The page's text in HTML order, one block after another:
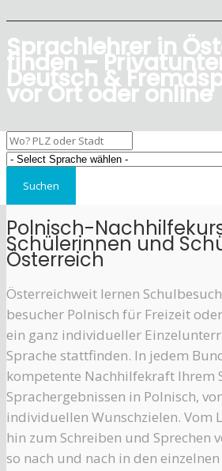
Sprachlehrer in
finden –
Deutsch &
vor Ort oder online
Polnisch-
Schülerinnen und
Österreich
Österreichweit lernen
besucher Polnisch für Freizeit
ein ganz individueller
Sprache stattfinden. In jedem
kompetente Nachhilfekraft Ihrem
Sprachergebnissen in Polnisch,
individuellen Wunschzielen. Vom
hin zum Schreiben und Sprechen
so nach und nach in den